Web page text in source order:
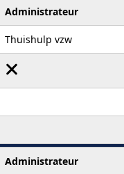
Administrateur
Thuishulp vzw
Administrateur